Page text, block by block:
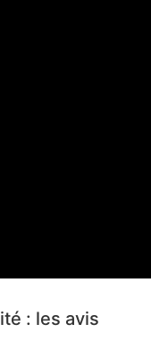
: les avis